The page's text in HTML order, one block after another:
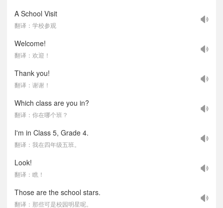
A School Visit
翻译：学校参观
Welcome!
翻译：欢迎！
Thank you!
翻译：谢谢！
Which class are you in?
翻译：你在哪个班？
I'm in Class 5, Grade 4.
翻译：我在四年级五班。
Look!
翻译：瞧！
Those are the school stars.
翻译：那些可是校园明星呢。